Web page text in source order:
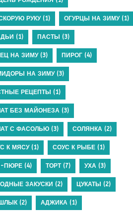
РУКУ(1) ОГУРЦЫ НА ЗИМУ(1)
(1) ПАСТЫ (3)
НА ЗИМУ(3) ПИРОГ(4)
НА ЗИМУ(3)
РЕЦЕПТЫ (1)
БЕЗ МАЙОНЕЗА (3)
С ФАСОЛЬЮ(3) СОЛЯНКА (2)
К МЯСУ(1) СОУС К РЫБЕ(1)
ПЮРЕ(4) ТОРТ(7) УХА (3)
ЗАКУСКИ (2) ЦУКАТЫ (2)
(2) АДЖИКА (1)